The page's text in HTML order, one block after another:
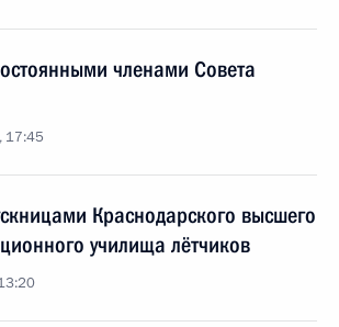
членами Совета
17:45
Краснодарского высшего
училища лётчиков